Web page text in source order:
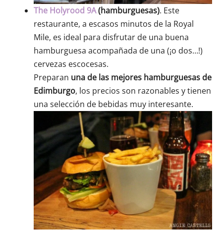
The Holyrood 9A(hamburguesas). Este
restaurante, a escasos minutos de la Royal
Mile, es ideal para disfrutar de una buena
hamburguesa acompañada de una (¡o dos…!)
cervezas escocesas.
Preparan una de las mejores hamburguesas de
Edimburgo, los precios son razonables y tienen
una selección de bebidas muy interesante.